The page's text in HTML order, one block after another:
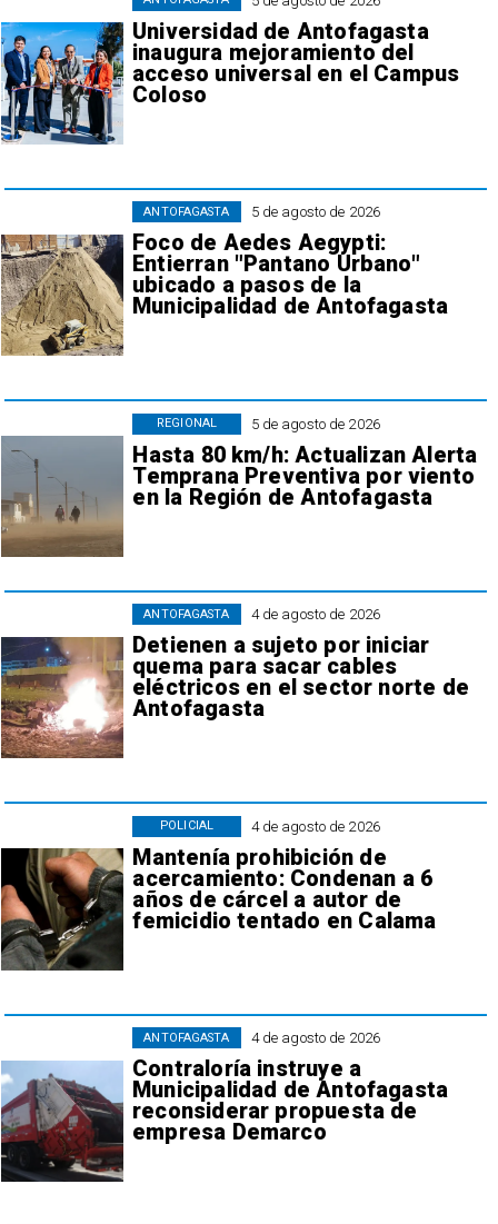
Universidad de Antofagasta
inaugura mejoramiento del
acceso universal en el Campus
Coloso
5 de agosto de 2026
Foco de Aedes Aegypti:
Entierran "Pantano Urbano"
ubicado a pasos de la
Municipalidad de Antofagasta
ANTOFAGASTA
5 de agosto de 2026
Hasta 80 km/h: Actualizan Alerta
Temprana Preventiva por viento
en la Región de Antofagasta
REGIONAL
4 de agosto de 2026
Detienen a sujeto por iniciar
quema para sacar cables
eléctricos en el sector norte de
Antofagasta
ANTOFAGASTA
4 de agosto de 2026
Mantenía prohibición de
acercamiento: Condenan a 6
años de cárcel a autor de
femicidio tentado en Calama
POLICIAL
4 de agosto de 2026
Contraloría instruye a
Municipalidad de Antofagasta
reconsiderar propuesta de
empresa Demarco
ANTOFAGASTA